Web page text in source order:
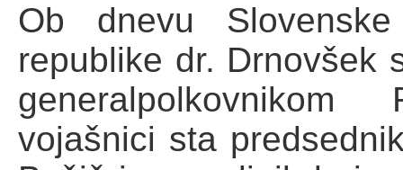
Ob dnevu
republike dr. Drnovšek
vojašnici sta